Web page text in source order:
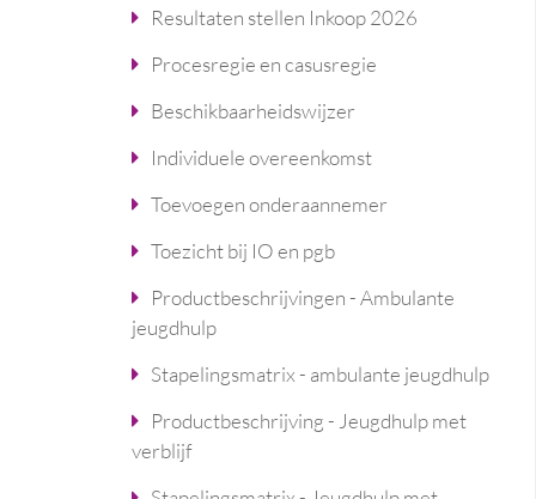
Resultaten stellen Inkoop 2026
Procesregie en casusregie
Beschikbaarheidswijzer
Individuele overeenkomst
Toevoegen onderaannemer
Toezicht bij IO en pgb
Productbeschrijvingen - Ambulante
jeugdhulp
Stapelingsmatrix - ambulante jeugdhulp
Productbeschrijving - Jeugdhulp met
verblijf